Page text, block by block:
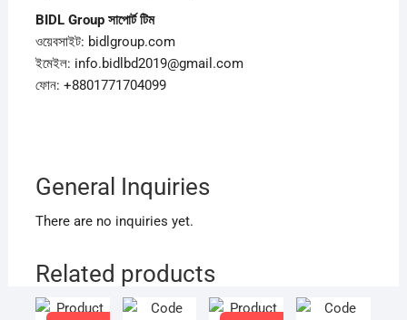
BIDL Group সাপোর্টটিম
ওয়েবসাইট: bidlgroup.com
ইমেইল: info.bidlbd2019@gmail.com
ফোন: +8801771704099
General Inquiries
There are no inquiries yet.
Related products